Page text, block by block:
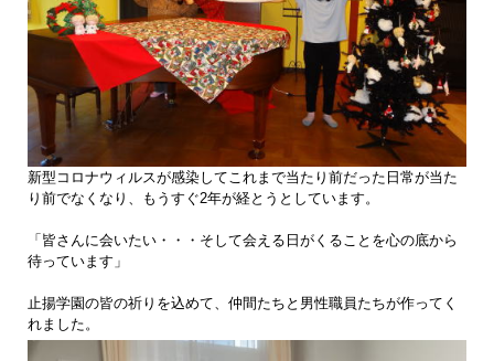
新型コロナウィルスが感染してこれまで当たり前だった日常が当た
り前でなくなり、もうすぐ2年が経とうとしています。
「皆さんに会いたい・・・そして会える日がくることを心の底から
待っています」
止揚学園の皆の祈りを込めて、仲間たちと男性職員たちが作ってく
れました。